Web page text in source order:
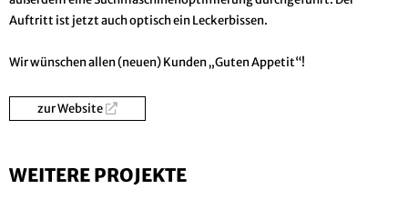
Auftritt ist jetzt auch optisch ein Leckerbissen.
Wir wünschen allen (neuen) Kunden „Guten Appetit“!
zur Website
WEITERE PROJEKTE